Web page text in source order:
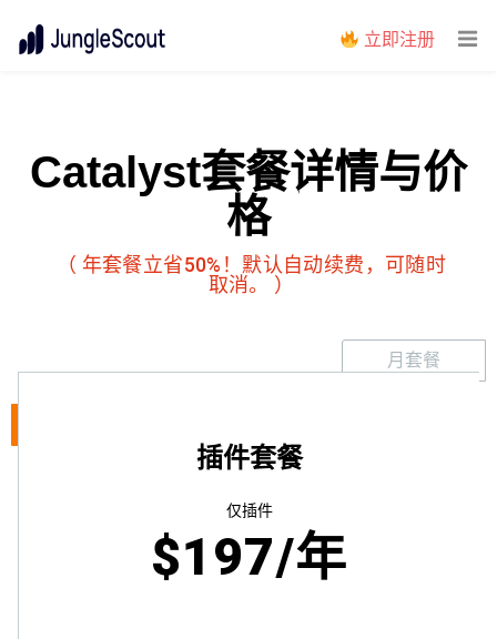
立即注册
Catalyst套餐详情与价
格
（ 年套餐立省50%！默认自动续费，可随时
取消。 ）
月套餐
插件套餐
仅插件
$197/年